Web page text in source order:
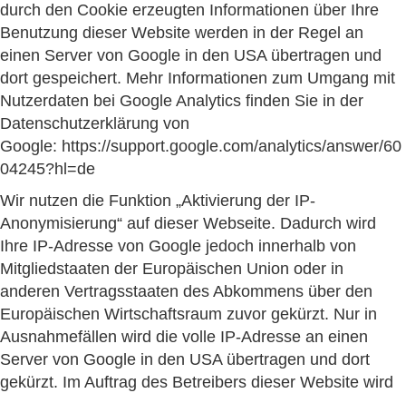
durch den Cookie erzeugten Informationen über Ihre
Benutzung dieser Website werden in der Regel an
einen Server von Google in den USA übertragen und
dort gespeichert. Mehr Informationen zum Umgang mit
Nutzerdaten bei Google Analytics finden Sie in der
Datenschutzerklärung von
Google: https://support.google.com/analytics/answer/60
04245?hl=de
Wir nutzen die Funktion „Aktivierung der IP-
Anonymisierung“ auf dieser Webseite. Dadurch wird
Ihre IP-Adresse von Google jedoch innerhalb von
Mitgliedstaaten der Europäischen Union oder in
anderen Vertragsstaaten des Abkommens über den
Europäischen Wirtschaftsraum zuvor gekürzt. Nur in
Ausnahmefällen wird die volle IP-Adresse an einen
Server von Google in den USA übertragen und dort
gekürzt. Im Auftrag des Betreibers dieser Website wird